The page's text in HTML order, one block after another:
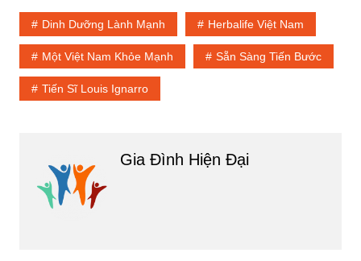
Dinh Dưỡng Lành Mạnh Herbalife Việt Nam
Một Việt Nam Khỏe Mạnh Sẵn Sàng Tiến Bước
Tiến Sĩ Louis Ignarro
Gia Đình Hiện Đại